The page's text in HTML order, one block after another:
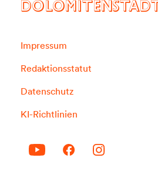
DOLOMITENSTADT
Impressum
Redaktionsstatut
Datenschutz
KI-Richtlinien